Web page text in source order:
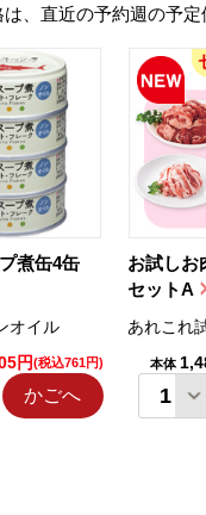
、直近の予約週の予定
煮缶4缶
オイル
円(税込761円)
かごへ
お試しお
セットA
あれこれ
本体